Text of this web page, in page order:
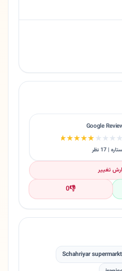
Google
★★★★★
| 17 نظر
تغییر
👎
0
Schahriyar